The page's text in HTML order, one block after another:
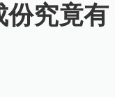
份究竟有